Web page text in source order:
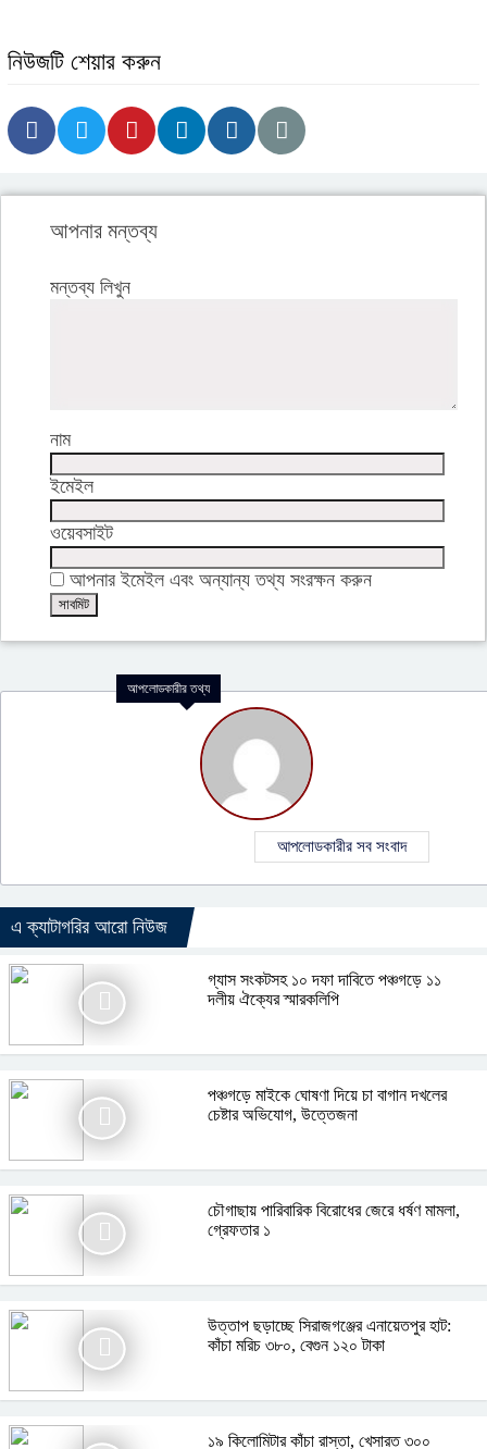
নিউজটি শেয়ার করুন
আপনার মন্তব্য
মন্তব্য লিখুন
নাম
ইমেইল
ওয়েবসাইট
আপনার ইমেইল এবং অন্যান্য তথ্য সংরক্ষন করুন
আপলোডকারীর তথ্য
আপলোডকারীর সব সংবাদ
এ ক্যাটাগরির আরো নিউজ
গ্যাস সংকটসহ ১০ দফা দাবিতে পঞ্চগড়ে ১১
দলীয় ঐক্যের স্মারকলিপি
পঞ্চগড়ে মাইকে ঘোষণা দিয়ে চা বাগান দখলের
চেষ্টার অভিযোগ, উত্তেজনা
চৌগাছায় পারিবারিক বিরোধের জেরে ধর্ষণ মামলা,
গ্রেফতার ১
উত্তাপ ছড়াচ্ছে সিরাজগঞ্জের এনায়েতপুর হাট:
কাঁচা মরিচ ৩৮০, বেগুন ১২০ টাকা
​১৯ কিলোমিটার কাঁচা রাস্তা, খেসারত ৩০০